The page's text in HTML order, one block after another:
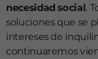
necesidad social.
soluciones que se
intereses de
continuaremos